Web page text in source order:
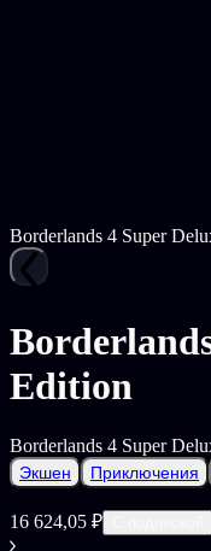
Borderlands 4 Super
Edition
Borderlands 4 Super
Экшен Приключения
16 624,05 ₽